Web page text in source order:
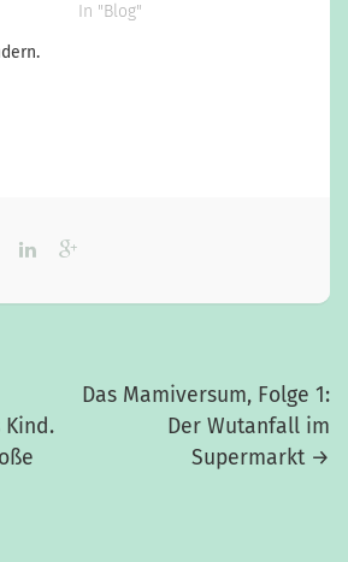
In "Blog"
Kind.
Next
Das Mamiversum, Folge 1:
Der Wutanfall im
Supermarkt →